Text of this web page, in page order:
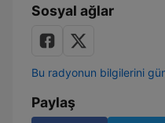
Sosyal ağlar
Bu radyonun bilgilerini
Paylaş